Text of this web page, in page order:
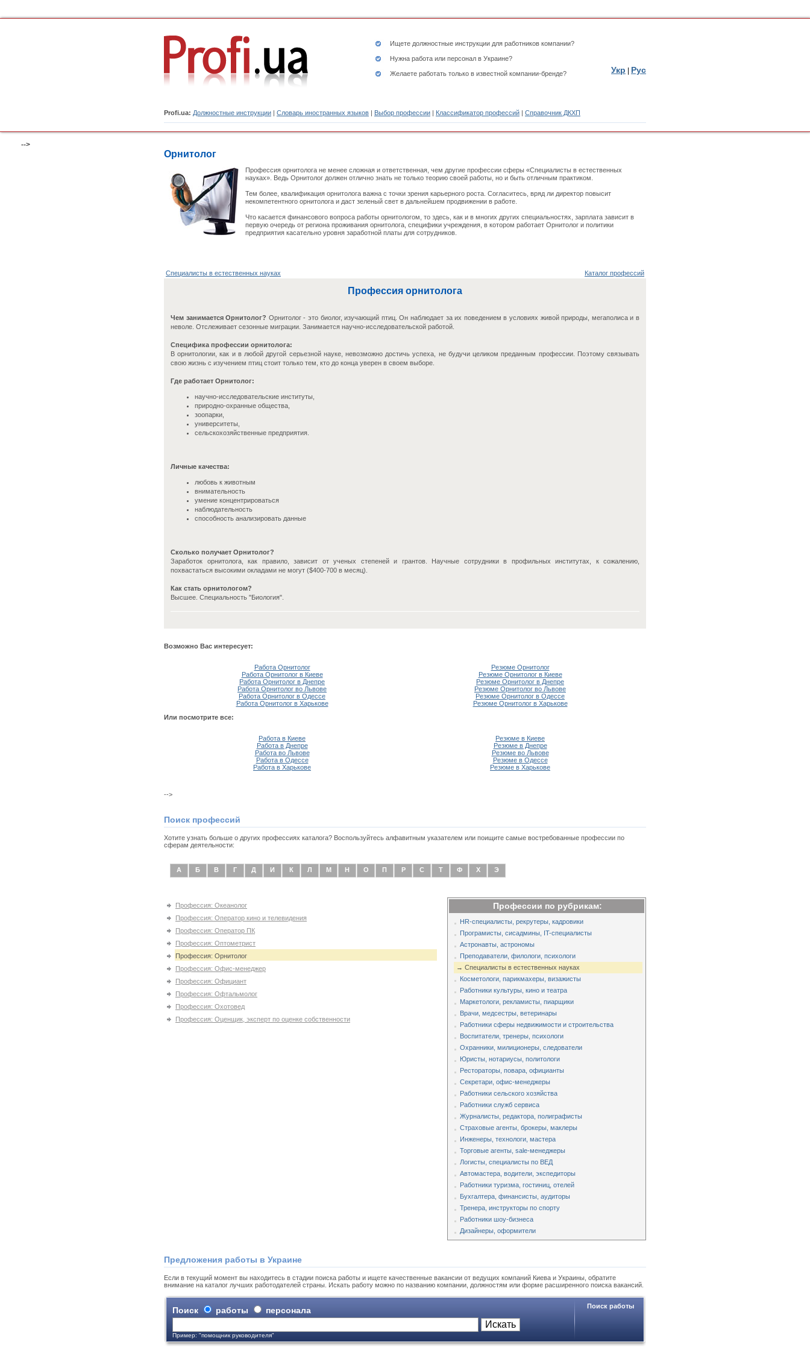
Ищете должностные инструкции для работников компании?
Нужна работа или персонал в Украине?
Желаете работать только в известной компании-бренде?
Profi.ua: Должностные инструкции | Словарь иностранных языков | Выбор профессии | Классификатор профессий | Справочник ДКХП
Укр Рус
-->
Орнитолог
Профессия орнитолога не менее сложная и ответственная, чем другие профессии сферы «Специалисты в естественных
науках». Ведь Орнитолог должен отлично знать не только теорию своей работы, но и быть отличным практиком.
Тем более, квалификация орнитолога важна с точки зрения карьерного роста. Согласитесь, вряд ли директор повысит
некомпетентного орнитолога и даст зеленый свет в дальнейшем продвижении в работе.
Что касается финансового вопроса работы орнитологом, то здесь, как и в многих других специальностях, зарплата зависит в
первую очередь от региона проживания орнитолога, специфики учреждения, в котором работает Орнитолог и политики
предприятия касательно уровня заработной платы для сотрудников.
Специалисты в естественных науках Каталог профессий
Профессия орнитолога
Чем занимается Орнитолог? Орнитолог - это биолог, изучающий птиц. Он наблюдает за их поведением в условиях живой природы, мегаполиса и в
неволе. Отслеживает сезонные миграции. Занимается научно-исследовательской работой.
Специфика профессии орнитолога:
В орнитологии, как и в любой другой серьезной науке, невозможно достичь успеха, не будучи целиком преданным профессии. Поэтому связывать
свою жизнь с изучением птиц стоит только тем, кто до конца уверен в своем выборе.
Где работает Орнитолог:
научно-исследовательские институты,
природно-охранные общества,
зоопарки,
университеты,
сельскохозяйственные предприятия.
Личные качества:
любовь к животным
внимательность
умение концентрироваться
наблюдательность
способность анализировать данные
Сколько получает Орнитолог?
Заработок орнитолога, как правило, зависит от ученых степеней и грантов. Научные сотрудники в профильных институтах, к сожалению,
похвастаться высокими окладами не могут ($400-700 в месяц).
Как стать орнитологом?
Высшее. Специальность "Биология".
Возможно Вас интересует:
Работа Орнитолог
Резюме Орнитолог
Работа Орнитолог в Киеве
Резюме Орнитолог в Киеве
Работа Орнитолог в Днепре
Резюме Орнитолог в Днепре
Работа Орнитолог во Львове
Резюме Орнитолог во Львове
Работа Орнитолог в Одессе
Резюме Орнитолог в Одессе
Работа Орнитолог в Харькове
Резюме Орнитолог в Харькове
Или посмотрите все:
Работа в Киеве
Резюме в Киеве
Работа в Днепре
Резюме в Днепре
Работа во Львове
Резюме во Львове
Работа в Одессе
Резюме в Одессе
Работа в Харькове
Резюме в Харькове
-->
Поиск профессий
Хотите узнать больше о других профессиях каталога? Воспользуйтесь алфавитным указателем или поищите самые востребованные профессии по
сферам деятельности:
А Б В Г Д И К Л М Н О П Р С Т Ф Х Э
Профессия: Океанолог
Профессия: Оператор кино и телевидения
Профессия: Оператор ПК
Профессия: Оптометрист
Профессия: Орнитолог
Профессия: Офис-менеджер
Профессия: Официант
Профессия: Офтальмолог
Профессия: Охотовед
Профессия: Оценщик, эксперт по оценке собственности
Профессии по рубрикам:
HR-специалисты, рекрутеры, кадровики
Програмисты, сисадмины, IT-специалисты
Астронавты, астрономы
Преподаватели, филологи, психологи
→ Специалисты в естественных науках
Косметологи, парикмахеры, визажисты
Работники культуры, кино и театра
Маркетологи, рекламисты, пиарщики
Врачи, медсестры, ветеринары
Работники сферы недвижимости и строительства
Воспитатели, тренеры, психологи
Охранники, милиционеры, следователи
Юристы, нотариусы, политологи
Рестораторы, повара, официанты
Секретари, офис-менеджеры
Работники сельского хозяйства
Работники служб сервиса
Журналисты, редактора, полиграфисты
Страховые агенты, брокеры, маклеры
Инженеры, технологи, мастера
Торговые агенты, sale-менеджеры
Логисты, специалисты по ВЕД
Автомастера, водители, экспедиторы
Работники туризма, гостиниц, отелей
Бухгалтера, финансисты, аудиторы
Тренера, инструкторы по спорту
Работники шоу-бизнеса
Дизайнеры, оформители
Предложения работы в Украине
Если в текущий момент вы находитесь в стадии поиска работы и ищете качественные вакансии от ведущих компаний Киева и Украины, обратите
внимание на каталог лучших работодателей страны. Искать работу можно по названию компании, должностям или форме расширенного поиска вакансий.
Поиск работы персонала
Пример: "помощник руководителя"
Поиск работы